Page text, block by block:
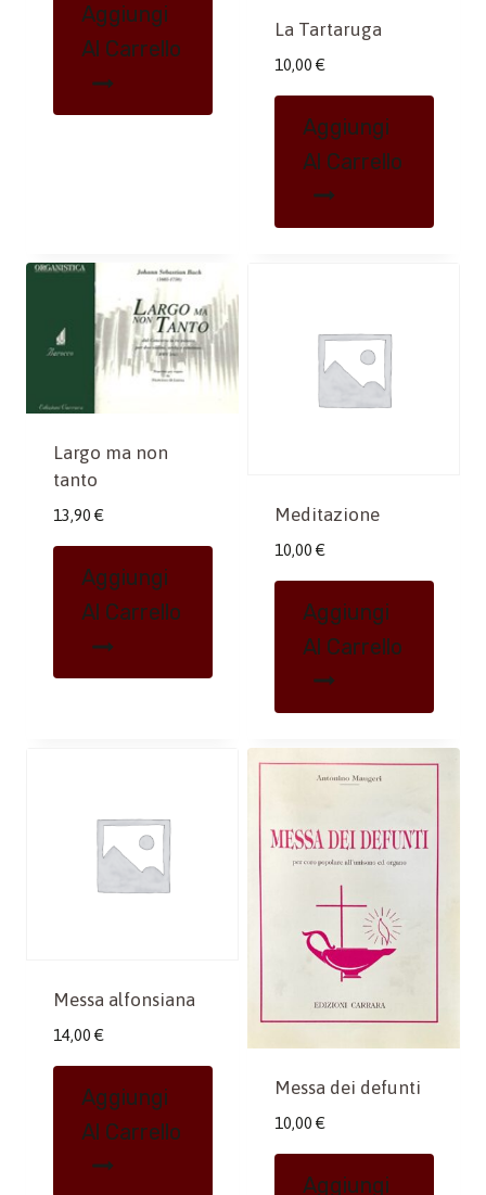
Aggiungi
Al Carrello
La Tartaruga
10,00 €
Aggiungi
Al Carrello
Largo ma non
tanto
13,90 €
Aggiungi
Al Carrello
Meditazione
10,00 €
Aggiungi
Al Carrello
Messa alfonsiana
14,00 €
Aggiungi
Al Carrello
Messa dei defunti
10,00 €
Aggiungi